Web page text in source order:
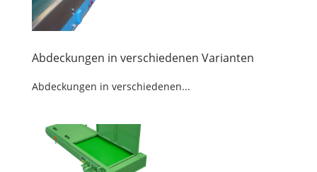
Abdeckungen in verschiedenen Varianten
Abdeckungen in verschiedenen...